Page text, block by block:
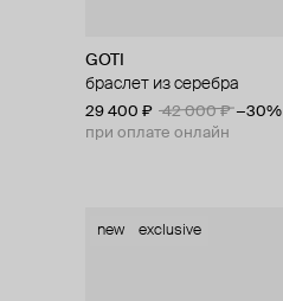
GOTI
браслет из серебра
29 400 ₽ 42 000 ₽ −30%
при оплате онлайн
new exclusive